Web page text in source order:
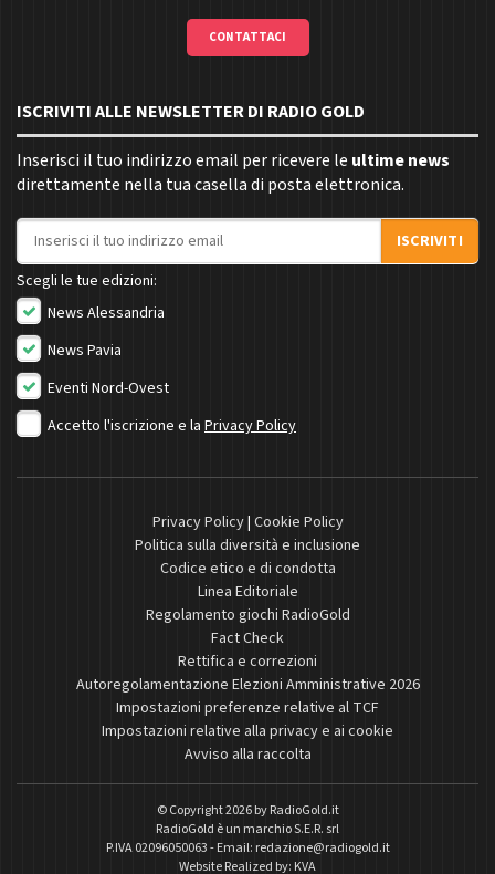
CONTATTACI
ISCRIVITI ALLE NEWSLETTER DI RADIO GOLD
Inserisci il tuo indirizzo email per ricevere le ultime news
direttamente nella tua casella di posta elettronica.
Indirizzo email
ISCRIVITI
Scegli le tue edizioni:
News Alessandria
News Pavia
Eventi Nord-Ovest
Accetto l'iscrizione e la Privacy Policy
Privacy Policy| Cookie Policy
Politica sulla diversità e inclusione
Codice etico e di condotta
Linea Editoriale
Regolamento giochi RadioGold
Fact Check
Rettifica e correzioni
Autoregolamentazione Elezioni Amministrative 2026
Impostazioni preferenze relative al TCF
Impostazioni relative alla privacy e ai cookie
Avviso alla raccolta
© Copyright 2026 byRadioGold.it
RadioGold è un marchio S.E.R. srl
P.IVA 02096050063 - Email: redazione@radiogold.it
Website Realized by: KVA